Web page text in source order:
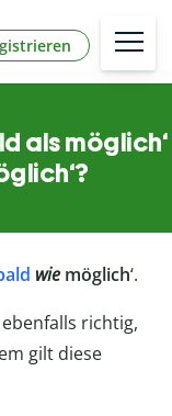
als möglich‘
wie möglich‘.
richtig,
gilt diese